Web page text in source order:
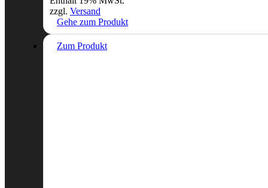
zzgl. Versand
Gehe zum Produkt
Zum Produkt